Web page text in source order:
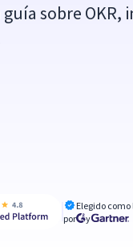
sobre
Elegido
por
y